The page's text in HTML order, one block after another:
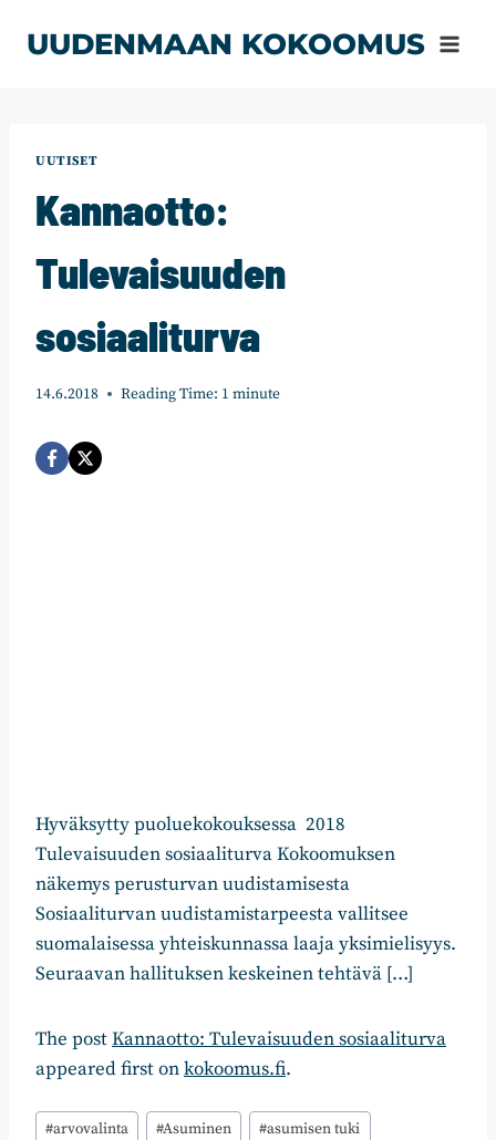
sisältöön
UUDENMAAN KOKOOMUS
UUTISET
Kannaotto:
Tulevaisuuden
sosiaaliturva
14.6.2018 Reading Time: 1 minute
Hyväksytty puoluekokouksessa 2018
Tulevaisuuden sosiaaliturva Kokoomuksen
näkemys perusturvan uudistamisesta
Sosiaaliturvan uudistamistarpeesta vallitsee
suomalaisessa yhteiskunnassa laaja yksimielisyys.
Seuraavan hallituksen keskeinen tehtävä […]
The postKannaotto: Tulevaisuuden sosiaaliturva
appeared first onkokoomus.fi.
Avainsanat:
#arvovalinta #Asuminen #asumisen tuki